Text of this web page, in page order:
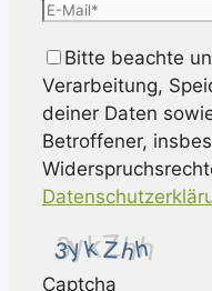
Bitte beachte
Verarbeitung,
deiner Daten
Betroffener,
Captcha